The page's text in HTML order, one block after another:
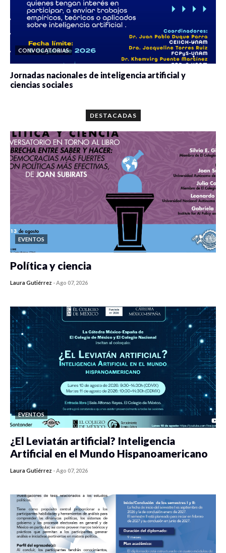
CONVOCATORIAS
Jornadas nacionales de inteligencia artificial y
ciencias sociales
DESTACADAS
EVENTOS
Política y ciencia
Laura Gutiérrez -Ago 07, 2026
EVENTOS
¿El Leviatán artificial? Inteligencia
Artificial en el Mundo Hispanoamericano
Laura Gutiérrez -Ago 07, 2026